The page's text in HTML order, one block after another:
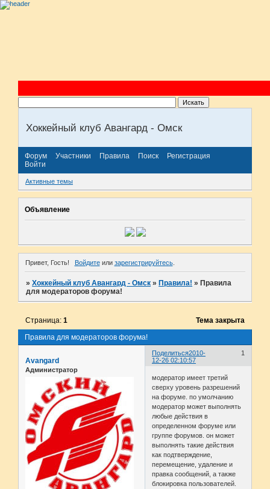
Хоккейный клуб Авангард - Омск
Форум Участники Правила Поиск
Регистрация
Войти
Активные темы
Объявление
Привет, Гость! Войдитеили зарегистрируйтесь.
»Хоккейный клуб Авангард - Омск »Правила! »Правила
для модераторов форума!
Правила для модераторов форума!
Страница:1 Тема закрыта
Поделиться 1
2010-
12-26 02:10:57
Avangard
Администратор
модератор имеет третий
сверху уровень разрешений
на форуме. по умолчанию
модератор может выполнять
любые действия в
определенном форуме или
группе форумов. он может
выполнять такие действия
как подтверждение,
перемещение, удаление и
правка сообщений, а также
блокировка пользователей.